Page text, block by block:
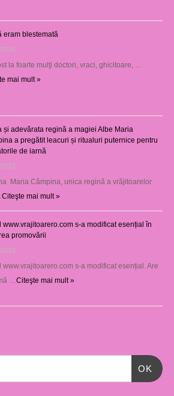
eram blestemată
la foarte mulţi doctori, vraci, ghicitoare, …
mai mult »
și adevărata regină a magiei Albe Maria
a pregătit leacuri și ritualuri puternice pentru
de iarnă
Maria Câmpina, unica regină a vrăjitoarelor
Citeşte mai mult »
www.vrajitoarero.com s-a modificat esențial în
promovării
www.vrajitoarero.com s-a modificat esențial. Are
… Citeşte mai mult »
OK